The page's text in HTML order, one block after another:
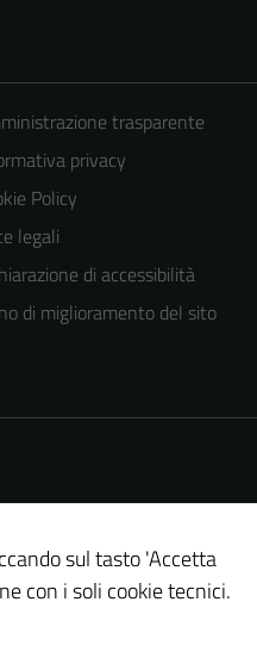
trasparente
privacy
Policy
legali
di accessibilità
di miglioramento del sito
sul tasto 'Accetta
con i soli cookie tecnici.